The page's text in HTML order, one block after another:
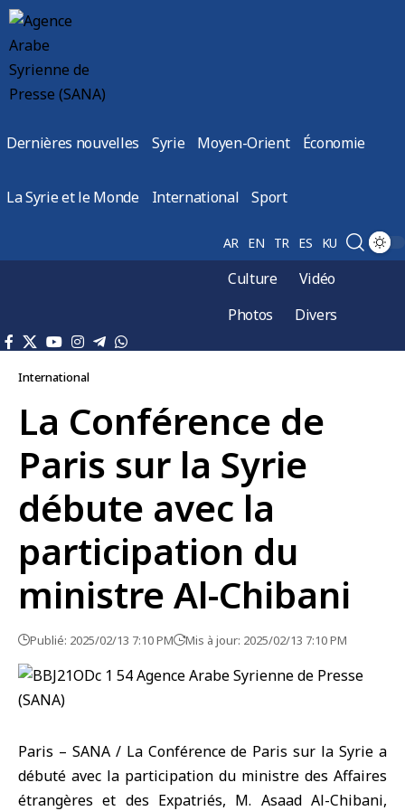
Dernières nouvelles Syrie Moyen-Orient Économie
La Syrie et le Monde International Sport
AR EN TR ES KU
Culture
Vidéo
Photos
Divers
International
La Conférence de
Paris sur la Syrie
débute avec la
participation du
ministre Al-Chibani
Publié: 2025/02/13 7:10 PM Mis à jour: 2025/02/13 7:10 PM
Paris – SANA / La Conférence de Paris sur la Syrie a
débuté avec la participation du ministre des Affaires
étrangères et des Expatriés, M. Asaad Al-Chibani,